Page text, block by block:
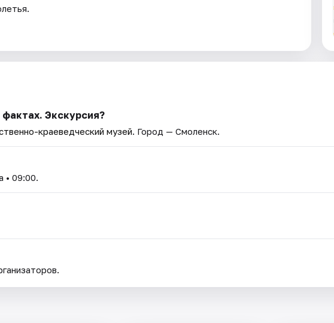
Экскурсия?
краеведческий музей. Город — Смоленск.
• 09:00.